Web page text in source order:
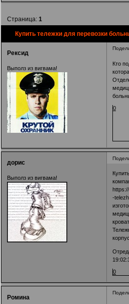
Купить тележки для перевозки
Страница:1
Рексид
Выполз из вигвама!
Кто
0
дорис
Выполз из вигвама!
-
0
Ромина